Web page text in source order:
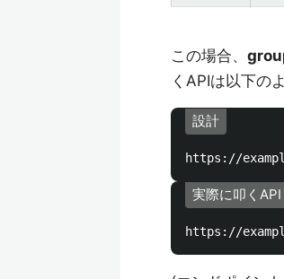
この場合、
くAPIは以下の
設計
実際に叩くAPI